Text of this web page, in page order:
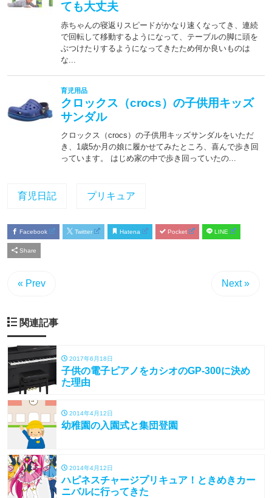
育児日記 プリキュア
Facebook Twitter Hatena Pocket LINE
Share
« Prev Next »
関連記事
2017年6月18日
子供の電子ピアノをカシオのGP-300に決め
た理由
2014年4月12日
幼稚園の入園式と集団登園
2014年4月12日
ハピネスチャージプリキュア！ときめきカー
ニバルに行ってきた